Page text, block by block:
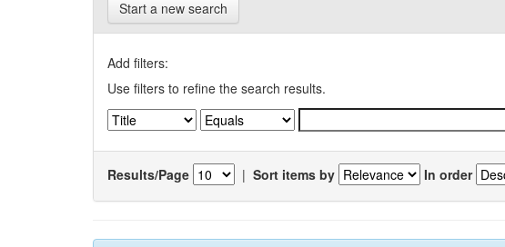
Start a new search
Add filters:
Use filters to refine the search results.
Results/Page | Sort items by In order